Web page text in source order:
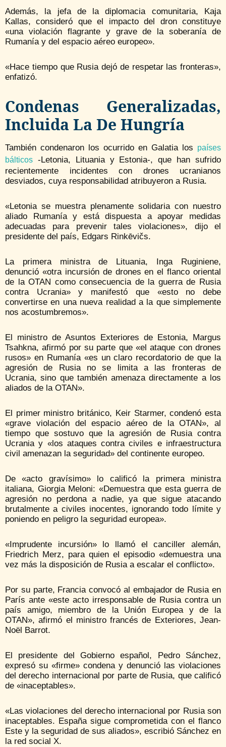
Además, la jefa de la diplomacia comunitaria, Kaja
Kallas, consideró que el impacto del dron constituye
«una violación flagrante y grave de la soberanía de
Rumanía y del espacio aéreo europeo».
«Hace tiempo que Rusia dejó de respetar las fronteras»,
enfatizó.
Condenas Generalizadas,
Incluida La De Hungría
También condenaron los ocurrido en Galatia los países
bálticos -Letonia, Lituania y Estonia-, que han sufrido
recientemente incidentes con drones ucranianos
desviados, cuya responsabilidad atribuyeron a Rusia.
«Letonia se muestra plenamente solidaria con nuestro
aliado Rumanía y está dispuesta a apoyar medidas
adecuadas para prevenir tales violaciones», dijo el
presidente del país, Edgars Rinkēvičs.
La primera ministra de Lituania, Inga Ruginiene,
denunció «otra incursión de drones en el flanco oriental
de la OTAN como consecuencia de la guerra de Rusia
contra Ucrania» y manifestó que «esto no debe
convertirse en una nueva realidad a la que simplemente
nos acostumbremos».
El ministro de Asuntos Exteriores de Estonia, Margus
Tsahkna, afirmó por su parte que «el ataque con drones
rusos» en Rumanía «es un claro recordatorio de que la
agresión de Rusia no se limita a las fronteras de
Ucrania, sino que también amenaza directamente a los
aliados de la OTAN».
El primer ministro británico, Keir Starmer, condenó esta
«grave violación del espacio aéreo de la OTAN», al
tiempo que sostuvo que la agresión de Rusia contra
Ucrania y «los ataques contra civiles e infraestructura
civil amenazan la seguridad» del continente europeo.
De «acto gravísimo» lo calificó la primera ministra
italiana, Giorgia Meloni: «Demuestra que esta guerra de
agresión no perdona a nadie, ya que sigue atacando
brutalmente a civiles inocentes, ignorando todo límite y
poniendo en peligro la seguridad europea».
«Imprudente incursión» lo llamó el canciller alemán,
Friedrich Merz, para quien el episodio «demuestra una
vez más la disposición de Rusia a escalar el conflicto».
Por su parte, Francia convocó al embajador de Rusia en
París ante «este acto irresponsable de Rusia contra un
país amigo, miembro de la Unión Europea y de la
OTAN», afirmó el ministro francés de Exteriores, Jean-
Noël Barrot.
El presidente del Gobierno español, Pedro Sánchez,
expresó su «firme» condena y denunció las violaciones
del derecho internacional por parte de Rusia, que calificó
de «inaceptables».
«Las violaciones del derecho internacional por Rusia son
inaceptables. España sigue comprometida con el flanco
Este y la seguridad de sus aliados», escribió Sánchez en
la red social X.